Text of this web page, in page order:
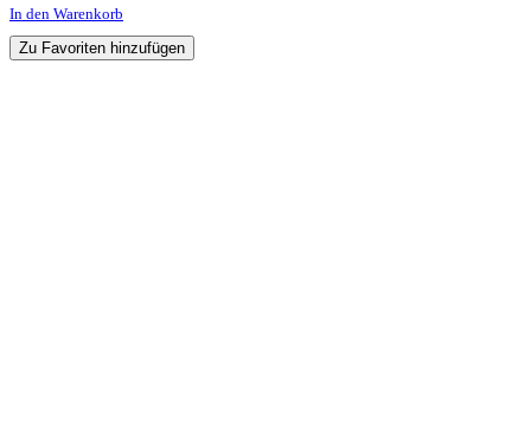
In den Warenkorb
Zu Favoriten hinzufügen